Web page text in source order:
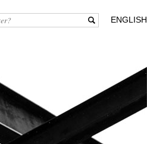
ENGLISH